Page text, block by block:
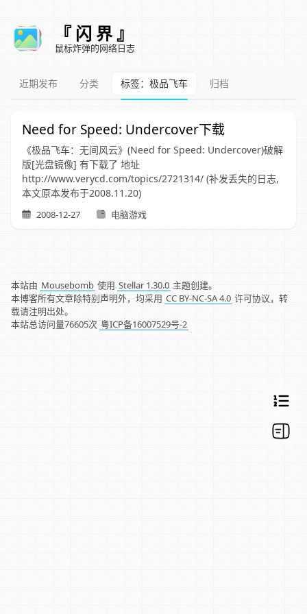
『 闪 界 』
鼠标炸弹的网络日志
近期发布 分类 标签：极品飞车 归档
Need for Speed: Undercover下载
《极品飞车：无间风云》(Need for Speed: Undercover)破解
版[光盘镜像] 有下载了 地址
http://www.verycd.com/topics/2721314/ (补发丢失的日志,
本文原本发布于2008.11.20)
2008-12-27 电脑游戏
本站由 Mousebomb 使用 Stellar 1.30.0 主题创建。
本博客所有文章除特别声明外，均采用 CC BY-NC-SA 4.0 许可协议，转
载请注明出处。
本站总访问量76605次 粤ICP备16007529号-2